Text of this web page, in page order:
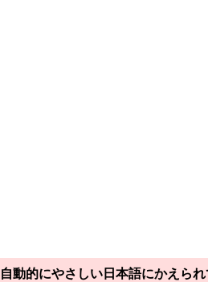
自動的にやさしい日本語にかえら